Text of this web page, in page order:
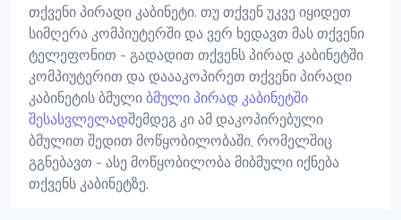
თქვენი პირადი კაბინეტი. თუ თქვენ უკვე იყიდეთ
სიმღერა კომპიუტერში და ვერ ხედავთ მას თქვენი
ტელეფონით - გადადით თქვენს პირად კაბინეტში
კომპიუტერით და დაააკოპირეთ თქვენი პირადი
კაბინეტის ბმული ბმული პირად კაბინეტში
შესასვლელადშემდეგ კი ამ დაკოპირებული
ბმულით შედით მოწყობილობაში, რომელშიც
გგნებავთ - ასე მოწყობილობა მიბმული იქნება
თქვენს კაბინეტზე.